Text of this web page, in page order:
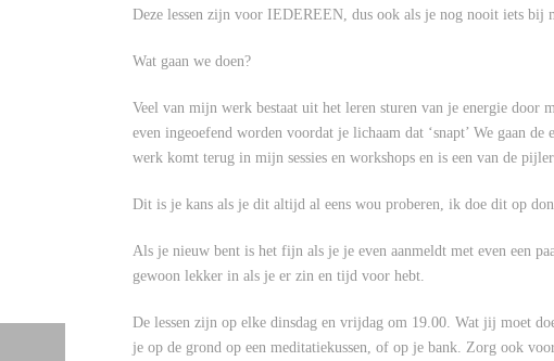
Deze lessen zijn voor IEDEREEN, dus ook als je nog nooit iets bij
Wat gaan we doen?
Veel van mijn werk bestaat uit het leren sturen van je energie door
even ingeoefend worden voordat je lichaam dat ‘snapt’ We gaan
werk komt terug in mijn sessies en workshops en is een van de
Dit is je kans als je dit altijd al eens wou proberen, ik doe dit op
Als je nieuw bent is het fijn als je je even aanmeldt met even een
gewoon lekker in als je er zin en tijd voor hebt.
De lessen zijn op elke dinsdag en vrijdag om 19.00. Wat jij moet
je op de grond op een meditatiekussen, of op je bank. Zorg ook